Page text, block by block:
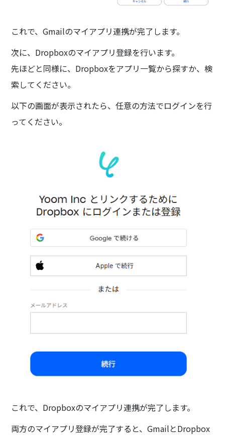
これで、Gmailのマイアプリ連携が完了します。
次に、Dropboxのマイアプリ登録を行います。
先ほどと同様に、Dropboxをアプリ一覧から探すか、検
索してください。
以下の画面が表示されたら、任意の方法でログインを行
ってください。
これで、Dropboxのマイアプリ連携が完了します。
両方のマイアプリ登録が完了すると、GmailとDropbox